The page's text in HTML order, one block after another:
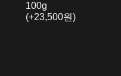
100g
(+23,500원)